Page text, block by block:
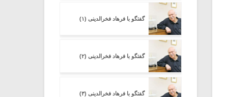
گفتگو با فرهاد فخرالدینی (۱)
گفتگو با فرهاد فخرالدینی (۲)
گفتگو با فرهاد فخرالدینی (۳)